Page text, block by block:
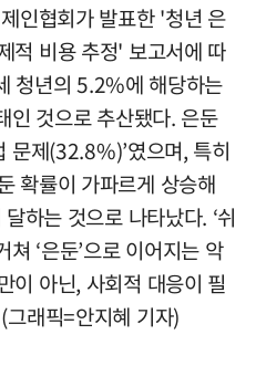
인협회가 발표한 '청년 은
적 비용 추정' 보고서에 따
청년의 5.2%에 해당하는
것으로 추산됐다. 은둔
문제(32.8%)’였으며, 특히
확률이 가파르게 상승해
하는 것으로 나타났다. ‘쉬
쳐 ‘은둔’으로 이어지는 악
이 아닌, 사회적 대응이 필
래픽=안지혜 기자)